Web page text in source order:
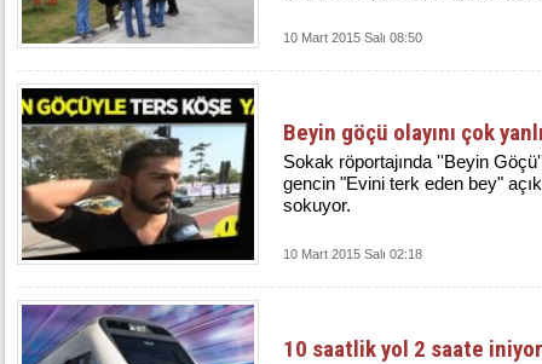
10 Mart 2015 Salı 08:50
Beyin göçü olayını çok
Sokak röportajında ''Beyin
gencin "Evini terk eden bey"
sokuyor.
10 Mart 2015 Salı 02:18
10 saatlik yol 2 saate iniyor